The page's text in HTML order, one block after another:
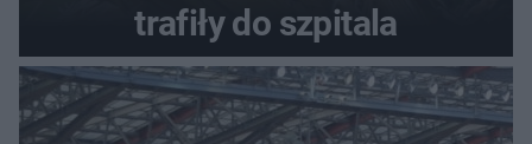
trafiły do szpitala